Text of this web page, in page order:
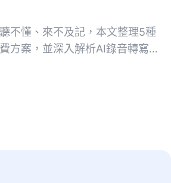
不懂、來不及記，本文整理5種
方案，並深入解析AI錄音轉寫工